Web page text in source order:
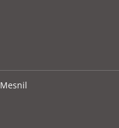
Mesnil